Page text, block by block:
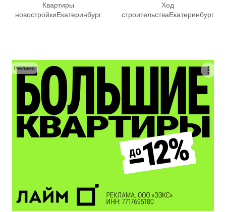
Квартиры
новостройкиЕкатеринбург
Ход
строительстваЕкатеринбург
Реклама